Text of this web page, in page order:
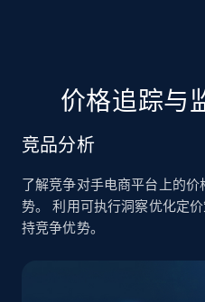
price, Final price,
5.4K+
TikTok Shop - Collect
价格追踪与
竞品分析
了解竞争对手电商平台上的
势。 利用可执行洞察优化定
持竞争优势。